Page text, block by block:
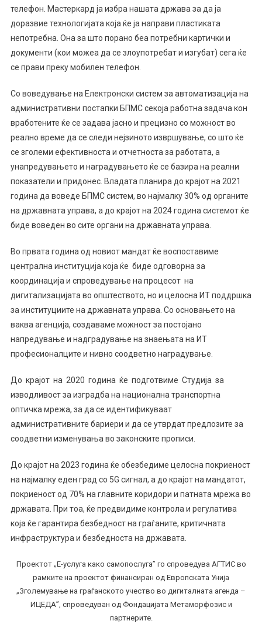
телефон. Мастеркард ја избра нашата држава за да ја
доразвие технологијата која ќе ја направи пластиката
непотребна. Она за што порано беа потребни картички и
документи (кои можеа да се злоупотребат и изгубат) сега ќе
се прави преку мобилен телефон.
Со воведување на Електронски систем за автоматизација на
административни постапки БПМС секоја работна задача кон
вработените ќе се задава јасно и прецизно со можност во
реално време да се следи нејзиното извршување, со што ќе
се зголеми ефективноста и отчетноста за работата, а
унапредувањето и наградувањето ќе се базира на реални
показатели и придонес. Владата планира до крајот на 2021
година да воведе БПМС систем, во најмалку 30% од органите
на државната управа, а до крајот на 2024 година системот ќе
биде воведен во сите органи на државната управа.
Во првата година од новиот мандат ќе воспоставиме
централна институција која ќе биде одговорна за
координација и спроведување на процесот на
дигитализацијата во општеството, но и целосна ИТ поддршка
за институциите на државната управа. Со основањето на
ваква агенција, создаваме можност за постојано
напредување и надградување на знаењата на ИТ
професионалците и нивно соодветно наградување.
До крајот на 2020 година ќе подготвиме Студија за
изводливост за изградба на национална транспортна
оптичка мрежа, за да се идентификуваат
административните бариери и да се утврдат предлозите за
соодветни изменувања во законските прописи.
До крајот на 2023 година ќе обезбедиме целосна покриеност
на најмалку еден град со 5G сигнал, а до крајот на мандатот,
покриеност од 70% на главните коридори и патната мрежа во
државата. При тоа, ќе предвидиме контрола и регулатива
која ќе гарантира безбедност на граѓаните, критичната
инфраструктура и безбедноста на државата.
Проектот „Е-услуга како самопослуга” го спроведува АГТИС во
рамките на проектот финансиран од Европската Унија
„Зголемување на граѓанското учество во дигиталната агенда –
ИЦЕДА”, спроведуван од Фондацијата Метаморфозис и
партнерите.